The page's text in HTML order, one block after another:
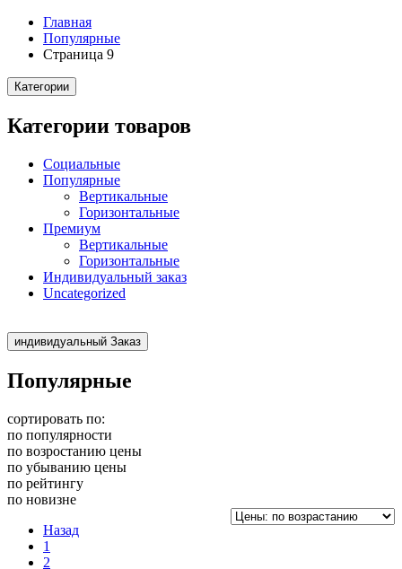
Главная
Популярные
Страница 9
Категории
Категории товаров
Социальные
Популярные
Вертикальные
Горизонтальные
Премиум
Вертикальные
Горизонтальные
Индивидуальный заказ
Uncategorized
индивидуальный Заказ
Популярные
сортировать по:
по популярности
по возростанию цены
по убыванию цены
по рейтингу
по новизне
Назад
1
2